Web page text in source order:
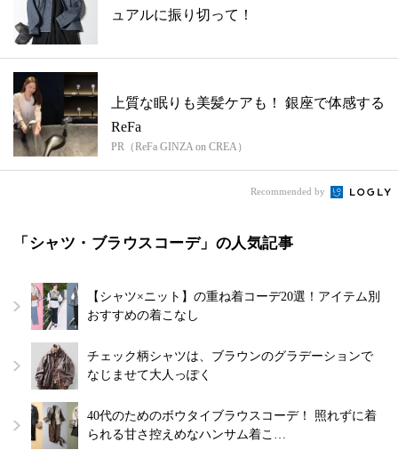
ュアルに振り切って！
上質な眠りも美髪ケアも！ 銀座で体感する
ReFa
PR（ReFa GINZA on CREA）
Recommended by
「シャツ・ブラウスコーデ」の人気記事
【シャツ×ニット】の重ね着コーデ20選！アイテム別
おすすめの着こなし
チェック柄シャツは、ブラウンのグラデーションで
なじませて大人っぽく
40代のためのボウタイブラウスコーデ！ 照れずに着
られる甘さ控えめなハンサム着こ…